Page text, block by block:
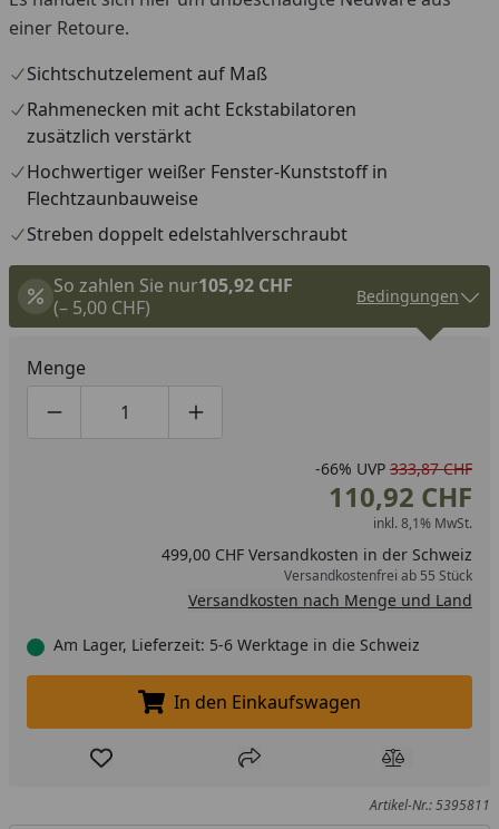
einer Retoure.
Sichtschutzelement auf Maß
Rahmenecken mit acht Eckstabilatoren
zusätzlich verstärkt
Hochwertiger weißer Fenster-Kunststoff in
Flechtzaunbauweise
Streben doppelt edelstahlverschraubt
So zahlen Sie nur105,92 CHF
(– 5,00 CHF)
Bedingungen
Menge
Produktmenge um eins verringern
Produktmenge manuell eingeben
Produktmenge um eins erhöhen
-66% UVP 333,87 CHF
110,92 CHF
inkl. 8,1% MwSt.
499,00 CHF Versandkosten in der Schweiz
Versandkostenfrei ab 55 Stück
Versandkosten nach Menge und Land
Am Lager, Lieferzeit: 5-6 Werktage in die Schweiz
In den Einkaufswagen legen
In den Einkaufswagen
Produkt zur Wunschliste hinzufügen
Teilen Produkt
Artikel-Nr.: 5395811